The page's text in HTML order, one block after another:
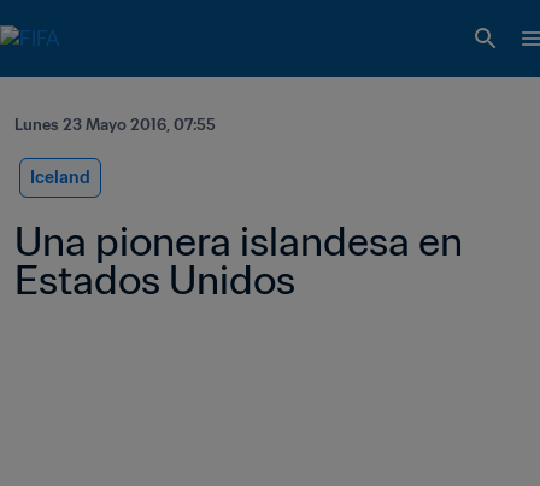
Lunes 23 Mayo 2016, 07:55
Iceland
Una pionera islandesa en
Estados Unidos